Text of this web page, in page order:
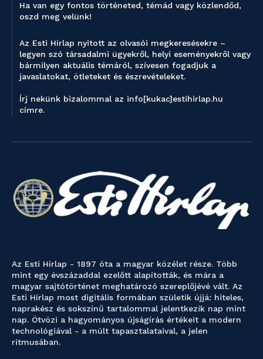
Ha van egy fontos történeted, témád vagy közlendőd,
oszd meg velünk!
Az Esti Hírlap nyitott az olvasói megkeresésekre –
legyen szó társadalmi ügyekről, helyi eseményekről vagy
bármilyen aktuális témáról, szívesen fogadjuk a
javaslatokat, ötleteket és észrevételeket.
Írj nekünk bizalommal az info[kukac]estihirlap.hu
címre.
Az Esti Hírlap - 1897 óta a magyar közélet része. Több
mint egy évszázaddal ezelőtt alapították, és mára a
magyar sajtótörténet meghatározó szereplőjévé vált. Az
Esti Hírlap most digitális formában születik újjá: hiteles,
naprakész és sokszínű tartalommal jelentkezik nap mint
nap. Ötvözi a hagyományos újságírás értékeit a modern
technológiával - a múlt tapasztalataival, a jelen
ritmusában.